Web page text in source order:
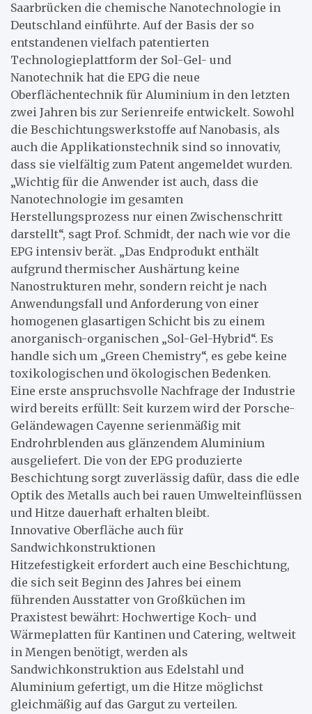
Saarbrücken die chemische Nanotechnologie in
Deutschland einführte. Auf der Basis der so
entstandenen vielfach patentierten
Technologieplattform der Sol-Gel- und
Nanotechnik hat die EPG die neue
Oberflächentechnik für Aluminium in den letzten
zwei Jahren bis zur Serienreife entwickelt. Sowohl
die Beschichtungswerkstoffe auf Nanobasis, als
auch die Applikationstechnik sind so innovativ,
dass sie vielfältig zum Patent angemeldet wurden.
„Wichtig für die Anwender ist auch, dass die
Nanotechnologie im gesamten
Herstellungsprozess nur einen Zwischenschritt
darstellt“, sagt Prof. Schmidt, der nach wie vor die
EPG intensiv berät. „Das Endprodukt enthält
aufgrund thermischer Aushärtung keine
Nanostrukturen mehr, sondern reicht je nach
Anwendungsfall und Anforderung von einer
homogenen glasartigen Schicht bis zu einem
anorganisch-organischen „Sol-Gel-Hybrid“. Es
handle sich um „Green Chemistry“, es gebe keine
toxikologischen und ökologischen Bedenken.
Eine erste anspruchsvolle Nachfrage der Industrie
wird bereits erfüllt: Seit kurzem wird der Porsche-
Geländewagen Cayenne serienmäßig mit
Endrohrblenden aus glänzendem Aluminium
ausgeliefert. Die von der EPG produzierte
Beschichtung sorgt zuverlässig dafür, dass die edle
Optik des Metalls auch bei rauen Umwelteinflüssen
und Hitze dauerhaft erhalten bleibt.
Innovative Oberfläche auch für
Sandwichkonstruktionen
Hitzefestigkeit erfordert auch eine Beschichtung,
die sich seit Beginn des Jahres bei einem
führenden Ausstatter von Großküchen im
Praxistest bewährt: Hochwertige Koch- und
Wärmeplatten für Kantinen und Catering, weltweit
in Mengen benötigt, werden als
Sandwichkonstruktion aus Edelstahl und
Aluminium gefertigt, um die Hitze möglichst
gleichmäßig auf das Gargut zu verteilen.